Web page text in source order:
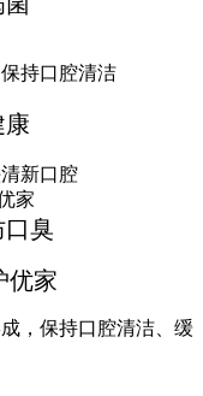
持口腔清洁
康
新口腔
臭
，保持口腔清洁、缓